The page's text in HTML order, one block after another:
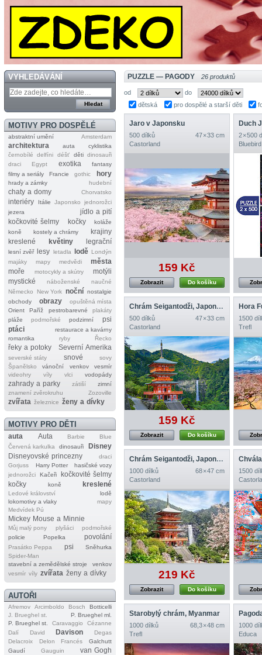
VYHLEDÁVÁNÍ
MOTIVY PRO DOSPĚLÉ
abstraktní umění Amsterdam
architektura auta
cyklistika
černobílé
delfíni déšť děti dinosauři
draci
Egypt exotika
fantasy
filmy a seriály
Francie gothic hory
hrady a zámky hudební
chaty a domy Chorvatsko
interiéry Itálie Japonsko
jednorožci
jezera
jídlo a pití
kočkovité šelmy
kočky
koláže
koně
kostely a chrámy
krajiny
kreslené
květiny legrační
lesní zvěř lesy letadla lodě Londýn
majáky
mapy medvědi
města
moře
motocykly a skútry
motýli
mystické
náboženské
naučné
Německo
New York noční nostalgie
obchody
obrazy
opuštěná místa
Orient
Paříž pestrobarevné
plakáty
pláže
podmořské podzimní
psi
ptáci
restaurace a kavárny
romantika
ryby Řecko
řeky a potoky Severní Amerika
severské státy snové
sovy
Španělsko
vánoční venkov
vesmír
videohry
víly vlci vodopády
zahrady a parky zátiší
zimní
znamení zvěrokruhu
Zozoville
zvířata železnice ženy a dívky
MOTIVY PRO DĚTI
auta Auta Barbie
Blue
Červená karkulka
dinosauři
Disney
Disneyovské princezny
draci
Gorjuss
Harry Potter
hasičské vozy
jednorožci
Kačeři
kočkovité šelmy
kočky
koně kreslené
Ledové království
lodě
lokomotivy a vlaky
mapy
Medvídek Pú
Mickey Mouse a Minnie
Můj malý pony plyšáci
podmořské
policie
Popelka povolání
Prasátko Peppa psi
Sněhurka
Spider‐Man
stavební a zemědělské stroje
venkov
vesmír víly zvířata ženy a dívky
AUTOŘI
Afremov Arcimboldo Bosch
Botticelli
J. Brueghel st.
P. Brueghel ml.
P. Brueghel st.
Caravaggio
Cézanne
Dalí
David Davison
Degas
Delacroix
Delon Francés
Galchutt
Gaudí
Gauguin
van Gogh
PUZZLE — PAGODY 26 produktů
od
do
dětská
pro dospělé a starší děti
Jaro v Japonsku
500 dílků
47 × 33 cm
Castorland
159 Kč
Do košíku
Zobrazit
Duch
2 × 500
Chrám Seigantodži, Japonsko
500 dílků
47 × 33 cm
Castorland
159 Kč
Do košíku
Zobrazit
Hora
1500
Trefl
Chrám Seigantodži, Japonsko
1000 dílků
68 × 47 cm
Castorland
219 Kč
Do košíku
Zobrazit
1500
Starobylý chrám, Myanmar
1000 dílků
68,3 × 48 cm
Trefl
1000
Educa